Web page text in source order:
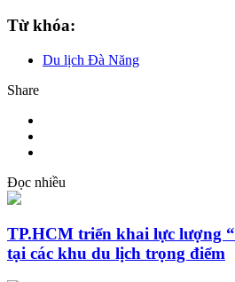
Từ khóa:
Du lịch Đà Năng
Share
Đọc nhiều
TP.HCM triển khai lực lượng
tại các khu du lịch trọng điểm